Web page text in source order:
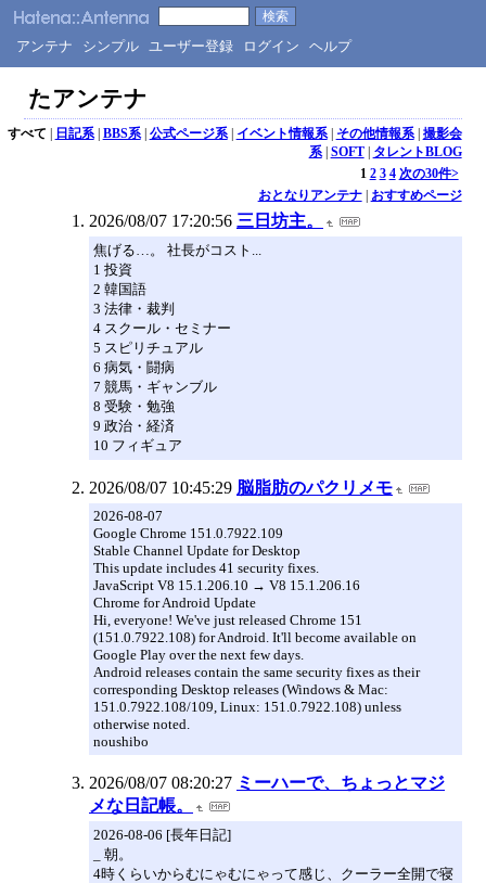
アンテナ シンプル ユーザー登録 ログイン ヘルプ
たアンテナ
すべて | 日記系| BBS系| 公式ページ系| イベント情報系| その他情報系| 撮影会
系| SOFT| タレントBLOG
1 2 3 4 次の30件>
おとなりアンテナ| おすすめページ
2026/08/07 17:20:56 三日坊主。
焦げる…。 社長がコスト...
1 投資
2 韓国語
3 法律・裁判
4 スクール・セミナー
5 スピリチュアル
6 病気・闘病
7 競馬・ギャンブル
8 受験・勉強
9 政治・経済
10 フィギュア
2026/08/07 10:45:29 脳脂肪のパクリメモ
2026-08-07
Google Chrome 151.0.7922.109
Stable Channel Update for Desktop
This update includes 41 security fixes.
JavaScript V8 15.1.206.10 → V8 15.1.206.16
Chrome for Android Update
Hi, everyone! We've just released Chrome 151
(151.0.7922.108) for Android. It'll become available on
Google Play over the next few days.
Android releases contain the same security fixes as their
corresponding Desktop releases (Windows & Mac:
151.0.7922.108/109, Linux: 151.0.7922.108) unless
otherwise noted.
noushibo
2026/08/07 08:20:27 ミーハーで、ちょっとマジ
メな日記帳。
2026-08-06 [長年日記]
_ 朝。
4時くらいからむにゃむにゃって感じ、クーラー全開で寝